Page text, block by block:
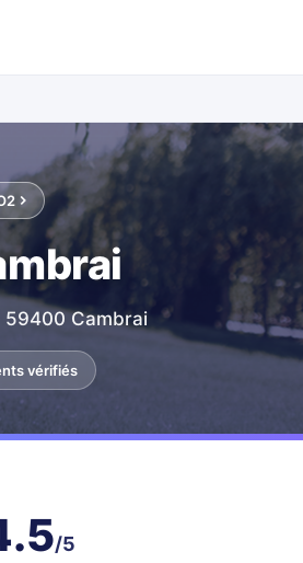
59400 Cambrai
vérifiés
/5